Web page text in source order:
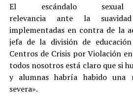
El escándalo
relevancia ante la
implementadas en contra de la
jefa de la división de
Centros de Crisis por Violación
todos nosotros está claro que si
y alumnas habría habido una
severa».